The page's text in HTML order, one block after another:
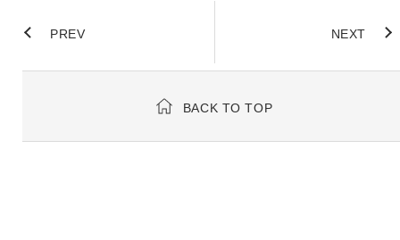
PREV NEXT
BACK TO TOP